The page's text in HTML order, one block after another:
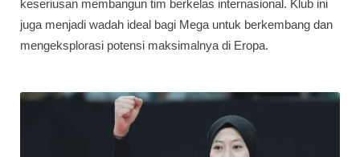
keseriusan membangun tim berkelas internasional. Klub ini
juga menjadi wadah ideal bagi Mega untuk berkembang dan
mengeksplorasi potensi maksimalnya di Eropa.